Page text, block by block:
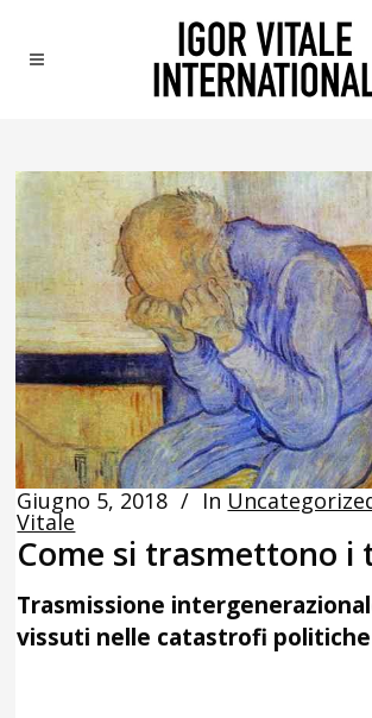
Giugno 5, 2018 In
Vitale
Come si trasmettono i
Trasmissione
vissuti nelle catastrofi politiche